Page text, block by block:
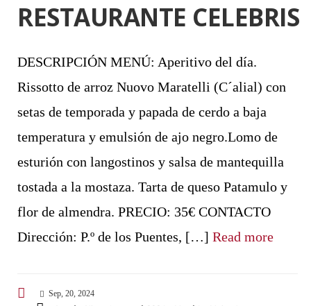
RESTAURANTE CELEBRIS
DESCRIPCIÓN MENÚ: Aperitivo del día.
Rissotto de arroz Nuovo Maratelli (C´alial) con
setas de temporada y papada de cerdo a baja
temperatura y emulsión de ajo negro.Lomo de
esturión con langostinos y salsa de mantequilla
tostada a la mostaza. Tarta de queso Patamulo y
flor de almendra. PRECIO: 35€ CONTACTO
Dirección: P.º de los Puentes, […] Read more
Sep, 20, 2024